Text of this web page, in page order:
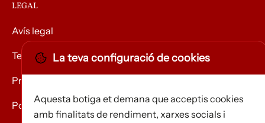
LEGAL
Avís legal
Termes i condicions
Privacitat
Política de Cookies
La teva configuració de cookies
Aquesta botiga et demana que acceptis cookies
amb finalitats de rendiment, xarxes socials i